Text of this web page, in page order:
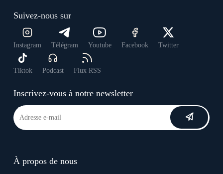
Suivez-nous sur
Instagram Télégram Youtube Facebook Twitter
Tiktok Podcast Flux RSS
Inscrivez-vous à notre newsletter
À propos de nous